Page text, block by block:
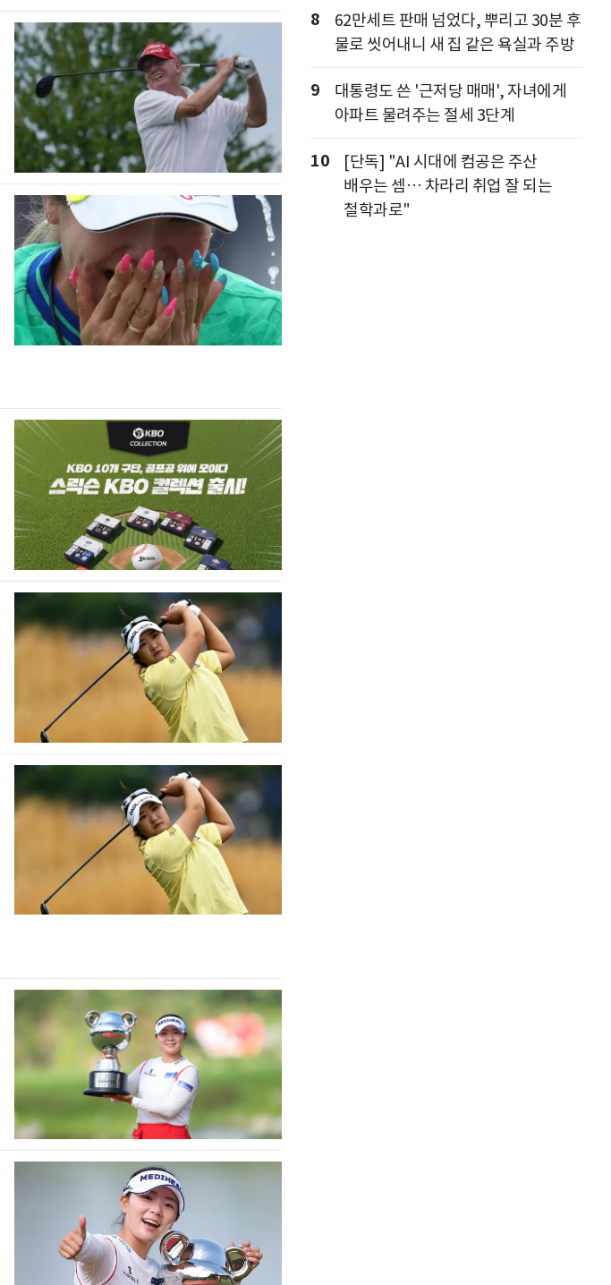
8
62만세트 판매 넘었다, 뿌리고 30분 후
물로 씻어내니 새 집 같은 욕실과 주방
9
대통령도 쓴 '근저당 매매', 자녀에게
아파트 물려주는 절세 3단계
10
[단독] "AI 시대에 컴공은 주산
배우는 셈… 차라리 취업 잘 되는
철학과로"